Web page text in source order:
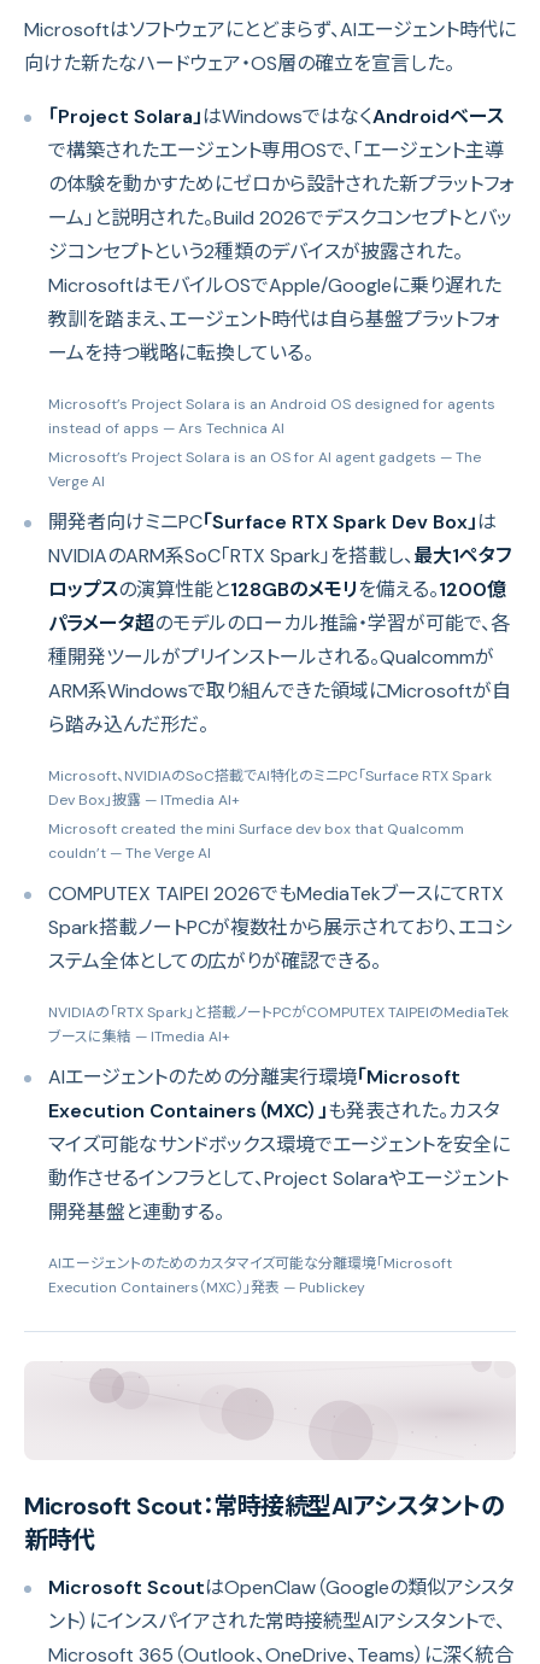
Microsoftはソフトウェアにとどまらず、AIエージェント時代に
向けた新たなハードウェア・OS層の確立を宣言した。
「Project Solara」はWindowsではなくAndroidベース
で構築されたエージェント専用OSで、「エージェント主導
の体験を動かすためにゼロから設計された新プラットフォ
ーム」と説明された。Build 2026でデスクコンセプトとバッ
ジコンセプトという2種類のデバイスが披露された。
MicrosoftはモバイルOSでApple/Googleに乗り遅れた
教訓を踏まえ、エージェント時代は自ら基盤プラットフォ
ームを持つ戦略に転換している。
Microsoft’s Project Solara is an Android OS designed for agents
instead of apps — Ars Technica AI
Microsoft’s Project Solara is an OS for AI agent gadgets — The
Verge AI
開発者向けミニPC「Surface RTX Spark Dev Box」は
NVIDIAのARM系SoC「RTX Spark」を搭載し、最大1ペタフ
ロップスの演算性能と128GBのメモリを備える。1200億
パラメータ超のモデルのローカル推論・学習が可能で、各
種開発ツールがプリインストールされる。Qualcommが
ARM系Windowsで取り組んできた領域にMicrosoftが自
ら踏み込んだ形だ。
Microsoft、NVIDIAのSoC搭載でAI特化のミニPC「Surface RTX Spark
Dev Box」披露 — ITmedia AI+
Microsoft created the mini Surface dev box that Qualcomm
couldn’t — The Verge AI
COMPUTEX TAIPEI 2026でもMediaTekブースにてRTX
Spark搭載ノートPCが複数社から展示されており、エコシ
ステム全体としての広がりが確認できる。
NVIDIAの「RTX Spark」と搭載ノートPCがCOMPUTEX TAIPEIのMediaTek
ブースに集結 — ITmedia AI+
AIエージェントのための分離実行環境「Microsoft
Execution Containers（MXC）」も発表された。カスタ
マイズ可能なサンドボックス環境でエージェントを安全に
動作させるインフラとして、Project Solaraやエージェント
開発基盤と連動する。
AIエージェントのためのカスタマイズ可能な分離環境「Microsoft
Execution Containers（MXC）」発表 — Publickey
Microsoft Scout：常時接続型AIアシスタントの
新時代
Microsoft ScoutはOpenClaw（Googleの類似アシスタ
ント）にインスパイアされた常時接続型AIアシスタントで、
Microsoft 365（Outlook、OneDrive、Teams）に深く統合